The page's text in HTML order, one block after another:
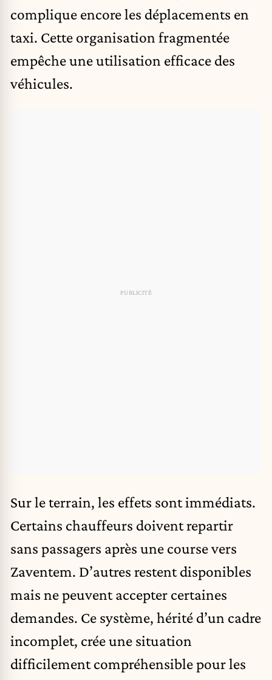
complique encore les déplacements en
taxi. Cette organisation fragmentée
empêche une utilisation efficace des
véhicules.
Sur le terrain, les effets sont immédiats.
Certains chauffeurs doivent repartir
sans passagers après une course vers
Zaventem. D’autres restent disponibles
mais ne peuvent accepter certaines
demandes. Ce système, hérité d’un cadre
incomplet, crée une situation
difficilement compréhensible pour les